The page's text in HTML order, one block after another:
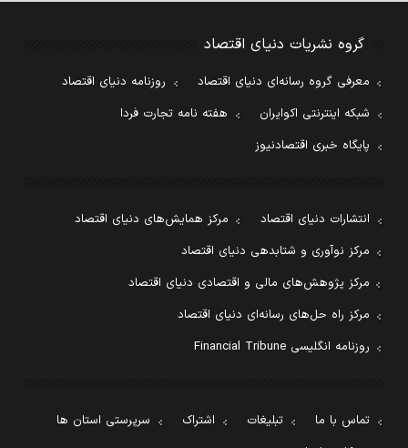
گروه نشریات دنیای اقتصاد
معرفی گروه رسانه‌ای دنیای اقتصاد
روزنامه دنیای اقتصاد
شبکه اینترنتی اکوایران
هفته نامه تجارت فردا
پایگاه خبری اقتصادنیوز
انتشارات دنیای اقتصاد
مرکز همایش‌های دنیای اقتصاد
مرکز نوآوری و شتابدهی دنیای اقتصاد
مرکز پژوهش‌های مالی و اقتصادی دنیای اقتصاد
مرکز راه حل‌های رسانه‌ای دنیای اقتصاد
روزنامه انگلیسی Financial Tribune
تماس با ما تبلیغات اشتراک
سرپرستی استان ها